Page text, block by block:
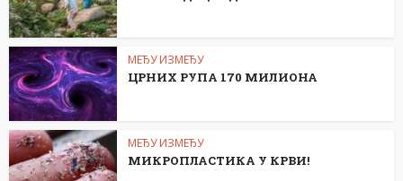
МЕЂУ ИЗМЕЂУ
ЦРНИХ РУПА 170 МИЛИОНА
МЕЂУ ИЗМЕЂУ
МИКРОПЛАСТИКА У КРВИ!